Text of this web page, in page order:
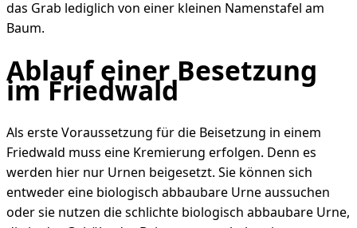
das Grab lediglich von einer kleinen Namenstafel am
Baum.
Ablauf einer Besetzung
im Friedwald
Als erste Voraussetzung für die Beisetzung in einem
Friedwald muss eine Kremierung erfolgen. Denn es
werden hier nur Urnen beigesetzt. Sie können sich
entweder eine biologisch abbaubare Urne aussuchen
oder sie nutzen die schlichte biologisch abbaubare Urne,